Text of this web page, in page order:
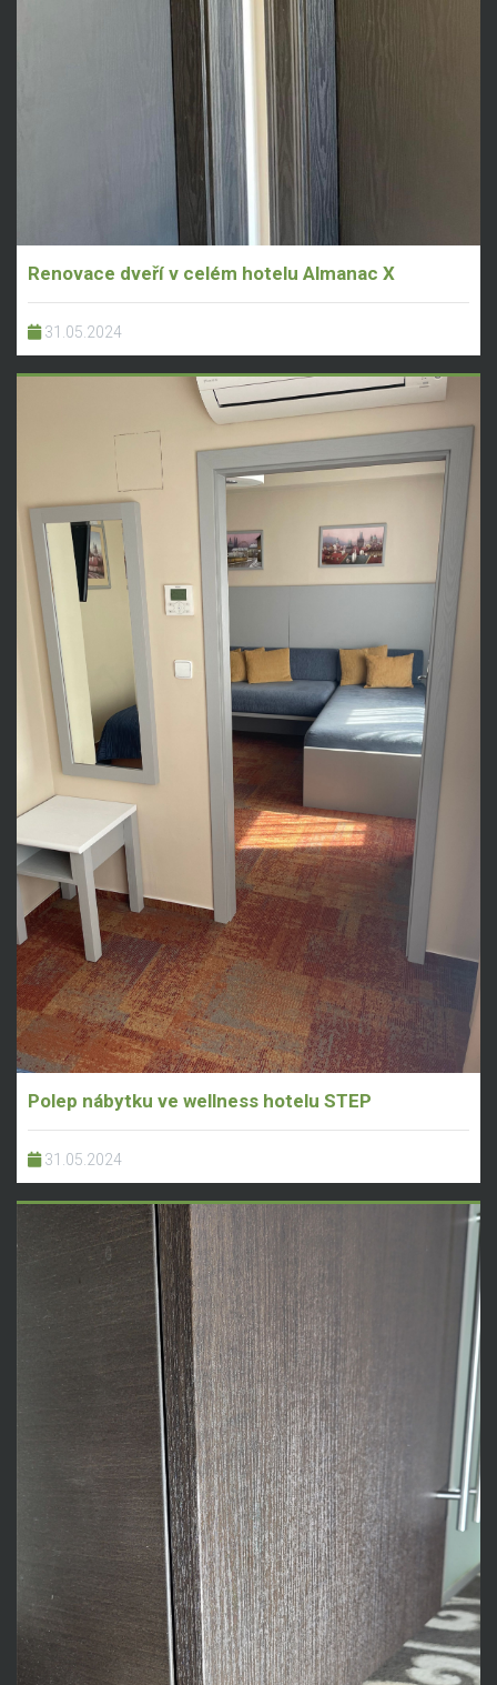
Renovace dveří v celém hotelu Almanac X
31.05.2024
Polep nábytku ve wellness hotelu STEP
31.05.2024